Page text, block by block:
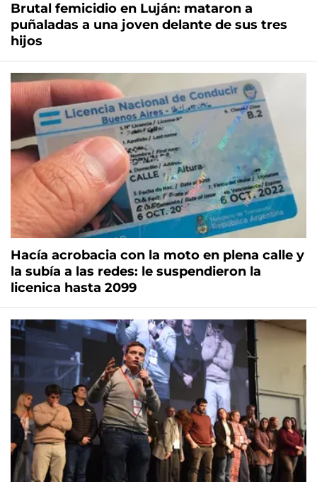
Brutal femicidio en Luján: mataron a
puñaladas a una joven delante de sus tres
hijos
Hacía acrobacia con la moto en plena calle y
la subía a las redes: le suspendieron la
licenica hasta 2099